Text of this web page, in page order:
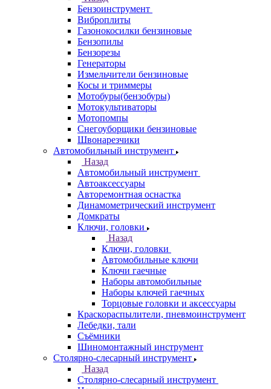
Бензоинструмент
Виброплиты
Газонокосилки бензиновые
Бензопилы
Бензорезы
Генераторы
Измельчители бензиновые
Косы и триммеры
Мотобуры(бензобуры)
Мотокультиваторы
Мотопомпы
Снегоуборщики бензиновые
Швонарезчики
Автомобильный инструмент
Назад
Автомобильный инструмент
Автоаксессуары
Авторемонтная оснастка
Динамометрический инструмент
Домкраты
Ключи, головки
Назад
Ключи, головки
Автомобильные ключи
Ключи гаечные
Наборы автомобильные
Наборы ключей гаечных
Торцовые головки и аксессуары
Краскораспылители, пневмоинструмент
Лебедки, тали
Съёмники
Шиномонтажный инструмент
Столярно-слесарный инструмент
Назад
Столярно-слесарный инструмент